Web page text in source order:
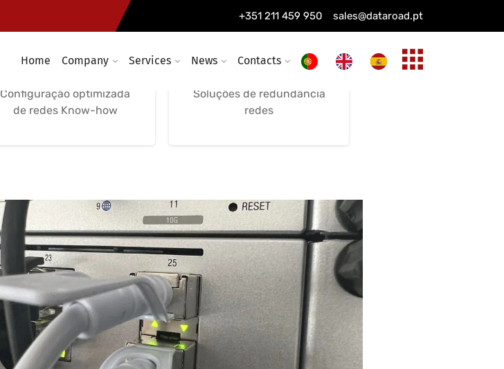
+351 211 459 950 sales@dataroad.pt
Home Company Services News Contacts
wireless optimização e
Configuração optimizada
de redes Know-how
Manutenção Wireless
Optimização e suporte
Soluções de redundância
redes